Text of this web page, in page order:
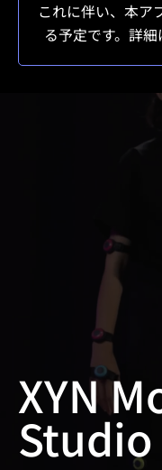
これに伴い、本ア
る予定です。詳細
XYN
Studio